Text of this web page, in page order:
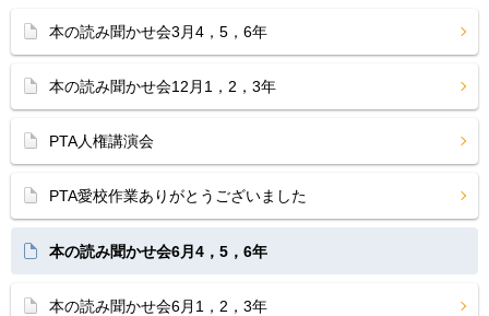
本の読み聞かせ会3月4，5，6年
本の読み聞かせ会12月1，2，3年
PTA人権講演会
PTA愛校作業ありがとうございました
本の読み聞かせ会6月4，5，6年
本の読み聞かせ会6月1，2，3年